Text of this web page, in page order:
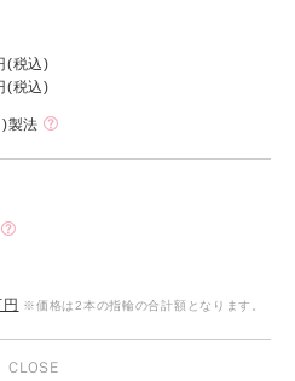
(税込)
(税込)
製法
※価格は2本の指輪の合計額となります。
CLOSE